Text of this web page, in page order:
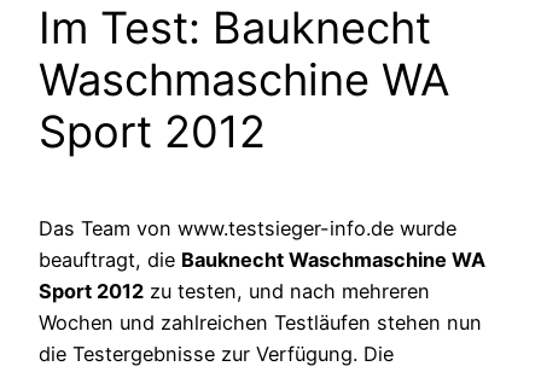
Im Test: Bauknecht
Waschmaschine WA
Sport 2012
Das Team von www.testsieger-info.de wurde
beauftragt, die Bauknecht Waschmaschine WA
Sport 2012 zu testen, und nach mehreren
Wochen und zahlreichen Testläufen stehen nun
die Testergebnisse zur Verfügung. Die